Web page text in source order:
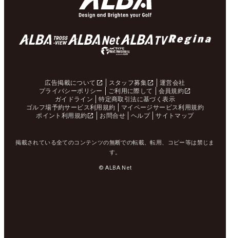
広告掲載について スタッフ募集
運営会社
プライバシーポリシー
ご利用に際して
会員規約
ガイドライン
特定商取引法に基づく表示
ゴルフ場予約サービス利用規約
マイページサービス利用規約
ポイント利用規約
お問合せ ヘルプ サイトマップ
掲載されている全てのコンテンツの無断での転載、転用、コピー等は禁じま
す。
© ALBA Net